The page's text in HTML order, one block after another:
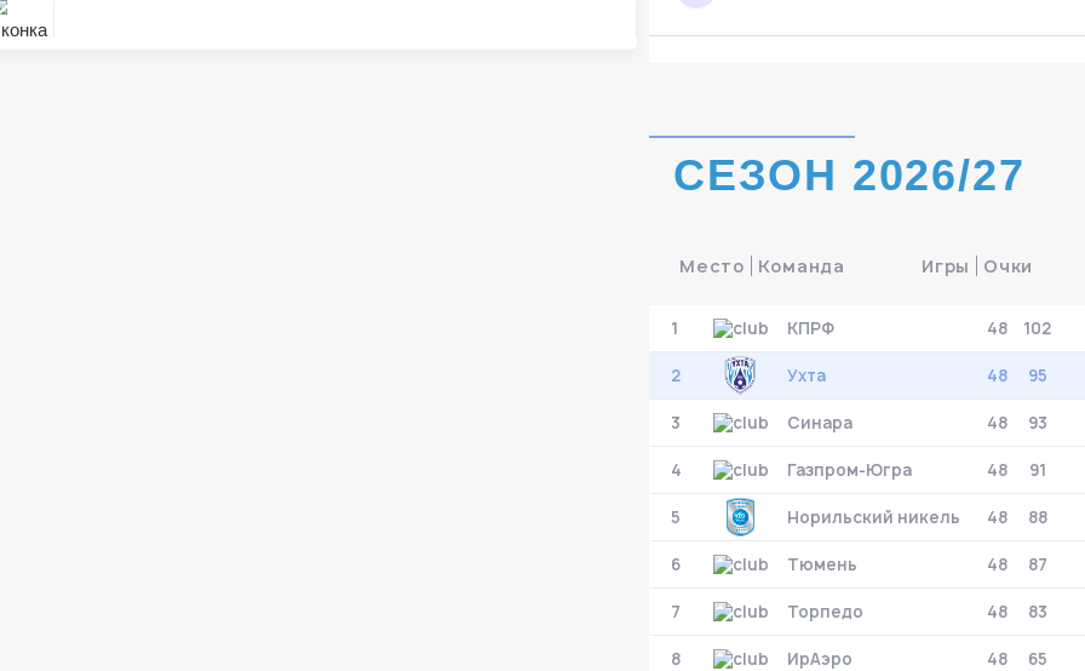
Ухта
Ухта 7
Тюмень
Тюмень 3
Матч-центр
БЕТСИТИ Суперлига, Финал
30 Мая 2026
УСК «Ухта». Ухта
Ухта 5
Тюмень 1
СЕЗОН 2026/27
Место Команда Игры Очки
1 КПРФ 48 102
2 Ухта 48 95
3 Синара 48 93
4 Газпром-Югра 48 91
5 Норильский никель 48 88
6 Тюмень 48 87
7 Торпедо 48 83
8 ИрАэро 48 65